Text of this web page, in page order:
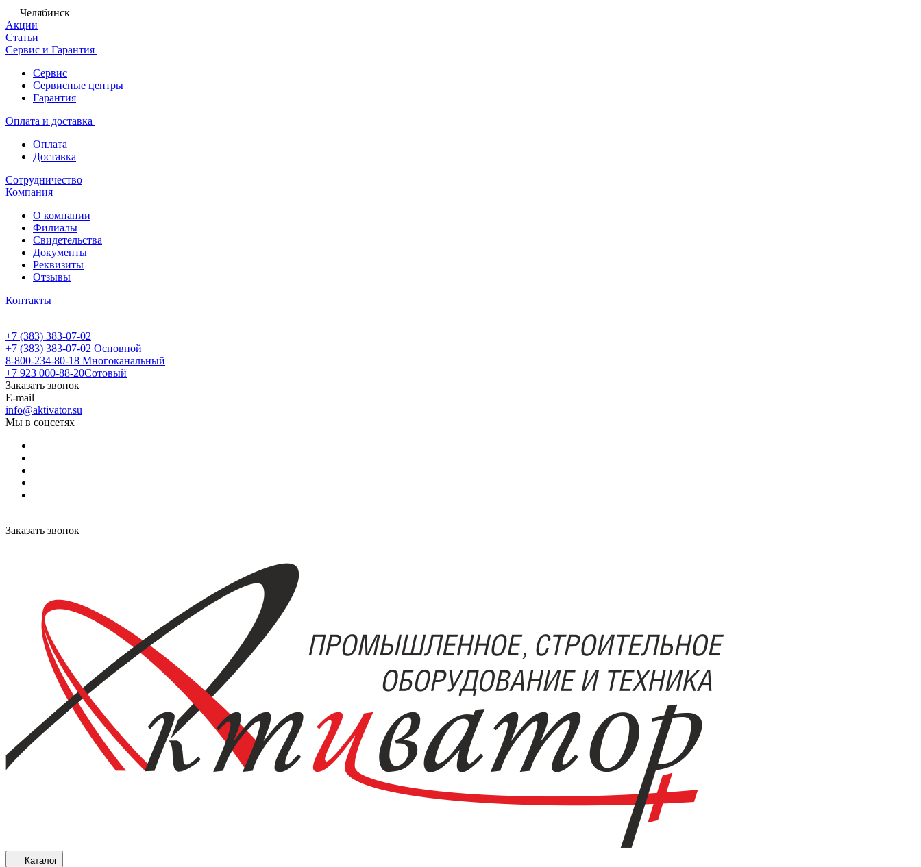
Челябинск
Акции
Статьи
Сервис и Гарантия
Сервис
Сервисные центры
Гарантия
Оплата и доставка
Оплата
Доставка
Сотрудничество
Компания
О компании
Филиалы
Свидетельства
Документы
Реквизиты
Отзывы
Контакты
+7 (383) 383-07-02
+7 (383) 383-07-02 Основной
8-800-234-80-18 Многоканальный
+7 923 000-88-20Сотовый
Заказать звонок
E-mail
info@aktivator.su
Мы в соцсетях
Заказать звонок
Каталог